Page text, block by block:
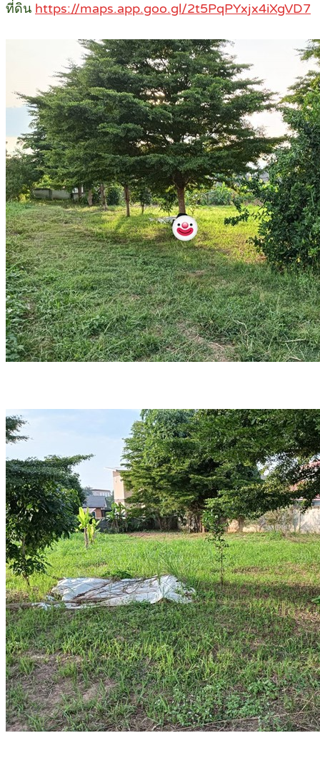
ที่ดิน https://maps.app.goo.gl/2t5PqPYxjx4iXgVD7